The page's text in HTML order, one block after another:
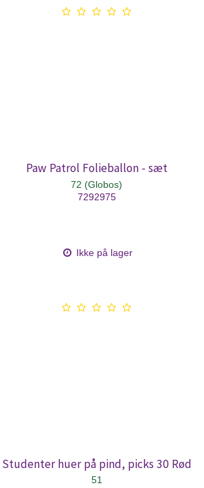
Paw Patrol Folieballon - sæt
72 (Globos)
7292975
Ikke på lager
Studenter huer på pind, picks 30 Rød
51